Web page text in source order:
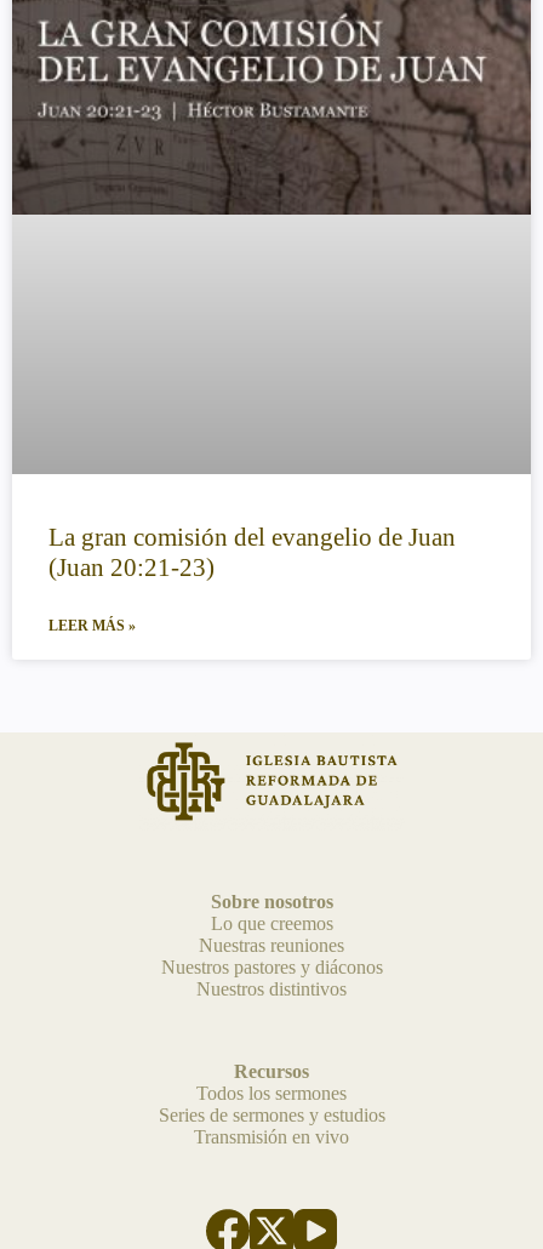
La gran comisión del evangelio de Juan
(Juan 20:21-23)
LEER MÁS »
Sobre nosotros
Lo que creemos
Nuestras reuniones
Nuestros pastores y diáconos
Nuestros distintivos
Recursos
Todos los sermones
Series de sermones y estudios
Transmisión en vivo